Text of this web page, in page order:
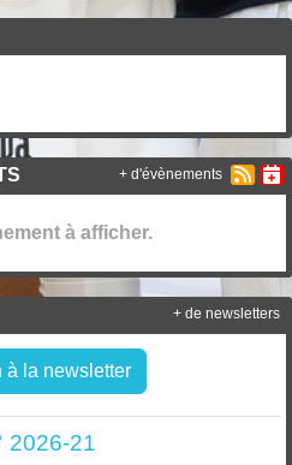
à afficher.
+ d'évènements
à la newsletter
2026-21
+ de newsletters